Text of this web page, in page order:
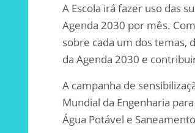
A Escola irá fazer uso das
Agenda 2030 por mês.
sobre cada um dos temas,
da Agenda 2030 e
A campanha de
Mundial da Engenharia
Água Potável e